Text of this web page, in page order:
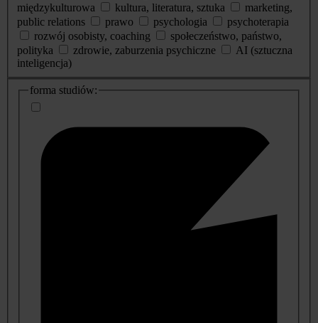
międzykulturowa
kultura, literatura, sztuka
marketing,
public relations
prawo psychologia
psychoterapia
rozwój osobisty, coaching
społeczeństwo, państwo,
polityka
zdrowie, zaburzenia psychiczne
AI (sztuczna
inteligencja)
dodatkowe
informacje
forma studiów: